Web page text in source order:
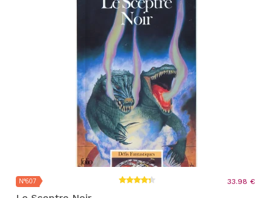
N°607 33.98 €